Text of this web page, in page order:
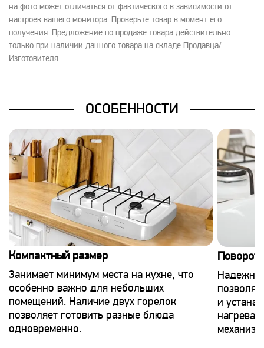
на фото может отличаться от фактического в зависимости от
настроек вашего монитора. Проверьте товар в момент его
получения. Предложение по продаже товара действительно
только при наличии данного товара на складе Продавца/
Изготовителя.
ОСОБЕННОСТИ
Компактный размер
Занимает минимум места на кухне, что
особенно важно для небольших
помещений. Наличие двух горелок
позволяет готовить разные блюда
одновременно.
и
нагрева